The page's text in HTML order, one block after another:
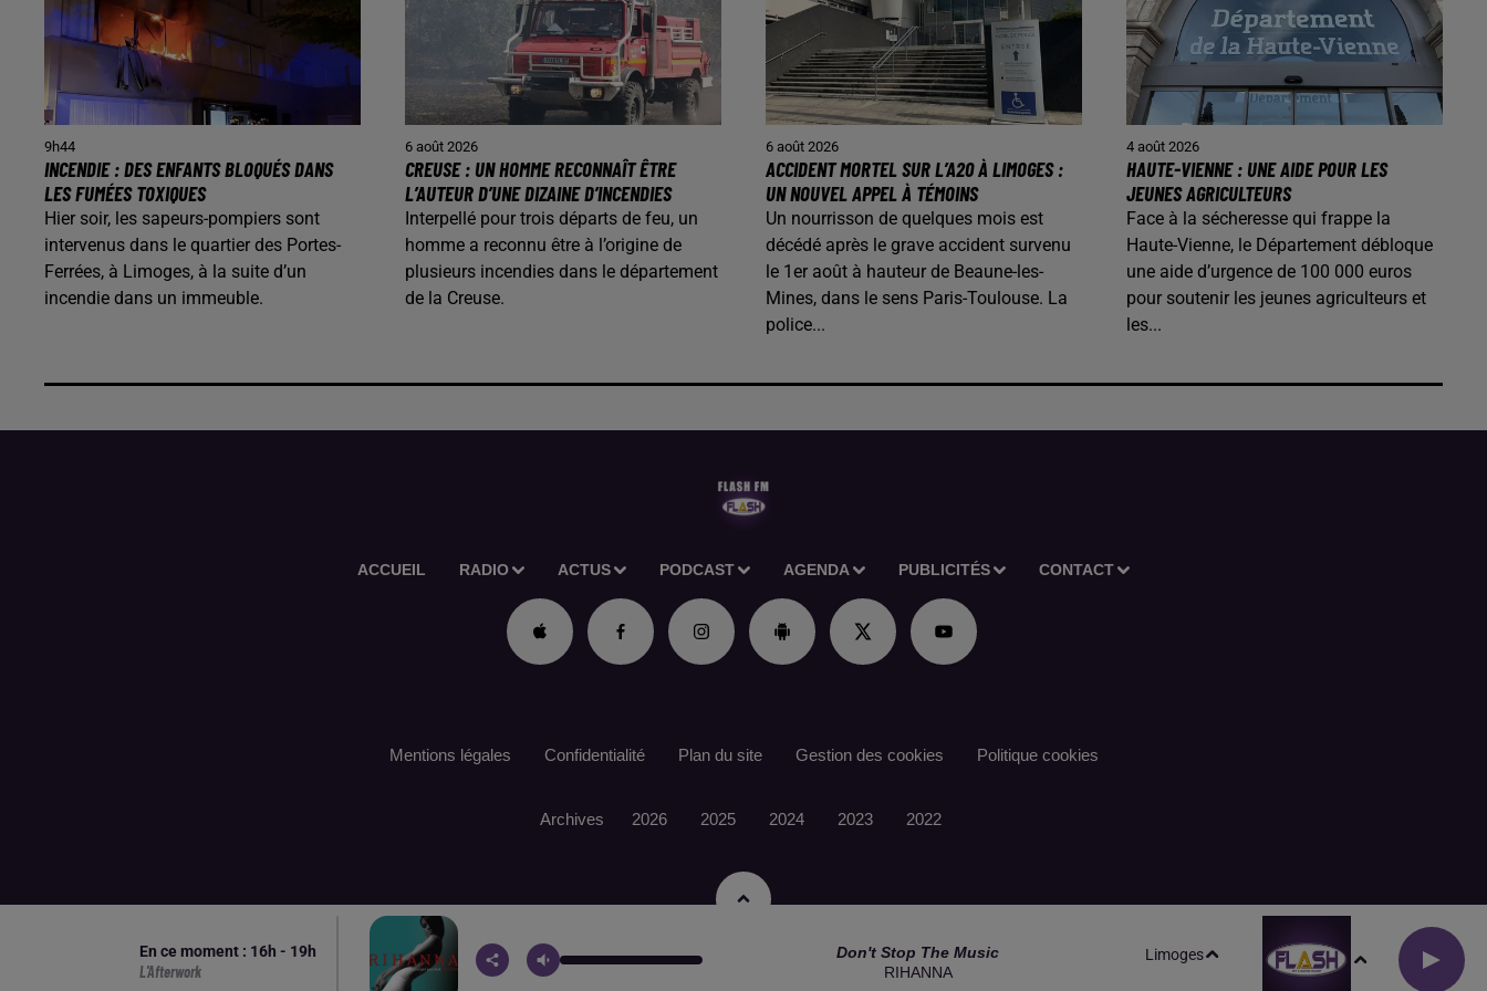
9h44
INCENDIE : DES ENFANTS BLOQUÉS DANS
LES FUMÉES TOXIQUES
Hier soir, les sapeurs-pompiers sont
intervenus dans le quartier des Portes-
Ferrées, à Limoges, à la suite d’un
incendie dans un immeuble.
6 août 2026
CREUSE : UN HOMME RECONNAÎT ÊTRE
L’AUTEUR D’UNE DIZAINE D’INCENDIES
Interpellé pour trois départs de feu, un
homme a reconnu être à l’origine de
plusieurs incendies dans le département
de la Creuse.
6 août 2026
ACCIDENT MORTEL SUR L’A20 À LIMOGES :
UN NOUVEL APPEL À TÉMOINS
Un nourrisson de quelques mois est
décédé après le grave accident survenu
le 1er août à hauteur de Beaune-les-
Mines, dans le sens Paris-Toulouse. La
police...
4 août 2026
HAUTE-VIENNE : UNE AIDE POUR LES
JEUNES AGRICULTEURS
Face à la sécheresse qui frappe la
Haute-Vienne, le Département débloque
une aide d’urgence de 100 000 euros
pour soutenir les jeunes agriculteurs et
les...
ACCUEIL RADIO ACTUS PODCAST AGENDA PUBLICITÉS CONTACT
En ce moment : 16h - 19h
L'Afterwork
Don't Stop The Music
RIHANNA
Limoges
Mentions légales Confidentialité Plan du site Gestion des cookies Politique cookies
Archives 2026 2025 2024 2023 2022